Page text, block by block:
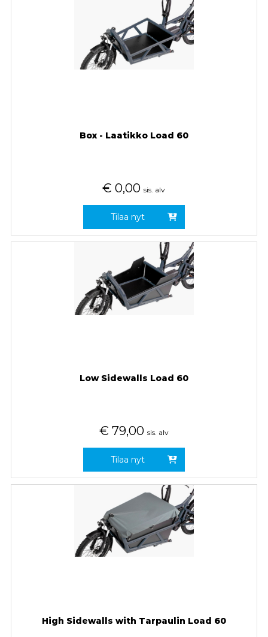
Box - Laatikko Load 60
€ 0,00 sis. alv
Tilaa nyt
Low Sidewalls Load 60
€ 79,00 sis. alv
Tilaa nyt
High Sidewalls with Tarpaulin Load 60